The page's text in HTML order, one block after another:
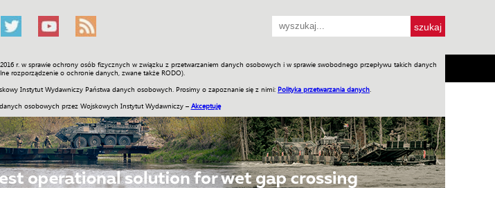
r. w sprawie ochrony osób fizycznych w związku z przetwarzaniem danych osobowych i w sprawie swobodnego przepływu takich danych
rozporządzenie o ochronie danych, zwane także RODO).
Instytut Wydawniczy Państwa danych osobowych. Prosimy o zapoznanie się z nimi: Polityka przetwarzania danych
osobowych przez Wojskowych Instytut Wydawniczy – Akceptuję
Historia Galerie Wideo ENGLISH SKLEP Jednodniówki Praca w WIW